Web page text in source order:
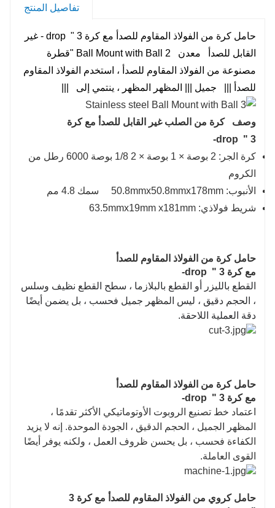
تفاصيل المنتج
حامل كرة من الفولاذ المقاوم للصدأ مع كرة 3 " drop
- غير
القابل للصدأ
معدن
Ball Mount with Ball 2 "قطرة
مصنوعة من الفولاذ المقاوم للصدأ ، استخدم الفولاذ المقاوم
للصدأ
جميل المظهر المظهر ، ينتمي إلى
وصف كرة من الصلب غير القابل للصدأ مع كرة
3 " drop-
كرة الجر: 2 بوصة × 1 بوصة × 2 1/8 بوصة 6000 رطل من
الكروم
الأنبوب: 50.8mmx50.8mmx178mm سمك 4.8 مم
شريط فولاذي: 63.5mmx19mm x181mm
حامل كرة من الفولاذ المقاوم للصدأ
مع كرة 3 " drop-
القطع بالليزر أو القطع بالبلازما ، سطح القطع نظيف وسلس
، الحجم دقيق ، ليس المظهر جميل فحسب ، بل يضمن أيضًا
دقة العملية اللاحقة.
حامل كرة من الفولاذ المقاوم للصدأ
مع كرة 3 " drop-
اعتماد خط تصنيع الروبوت الأوتوماتيكي الأكثر تقدمًا ،
المظهر الجميل ، الحجم الدقيق ، الجودة الموحدة. إنه لا يزيد
الكفاءة فحسب ، بل يحسن ظروف العمل ، ولكنه يوفر أيضًا
القوى العاملة.
حامل كروي من الفولاذ المقاوم للصدأ مع كرة 3